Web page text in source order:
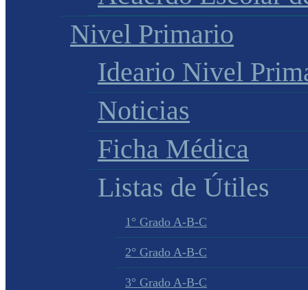
Nivel Primario
Ideario Nivel
Noticias
Ficha Médica
Listas de Útiles
1° Grado A-B-C
2° Grado A-B-C
3° Grado A-B-C